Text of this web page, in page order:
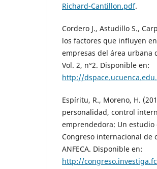
Richard-Cantillon.pdf.
Cordero J., Astudillo S.,
los factores que influyen
empresas del área urbana
Vol. 2, n°2. Disponible en:
http://
Espíritu, R., Moreno, H.
personalidad, control
emprendedora: Un
Congreso internacional de
ANFECA. Disponible en:
http://